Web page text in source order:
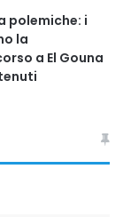
polemiche: i
la
a El Gouna